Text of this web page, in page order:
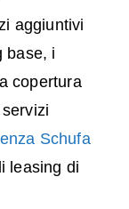
aggiuntivi
base, i
copertura
Schufa
leasing di